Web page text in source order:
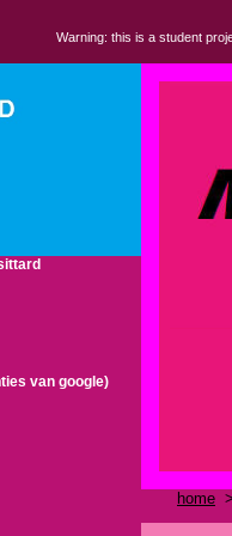
Warning: this is a student
van google)
home